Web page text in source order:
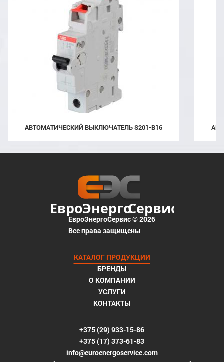
АВТОМАТИЧЕСКИЙ ВЫКЛЮЧАТЕЛЬ S201-B16
ЕвроЭнергоСервис © 2026
Все права защищены
КАТАЛОГ ПРОДУКЦИИ
БРЕНДЫ
О КОМПАНИИ
УСЛУГИ
КОНТАКТЫ
+375 (29) 933-15-86
+375 (17) 373-61-83
info@euroenergoservice.com